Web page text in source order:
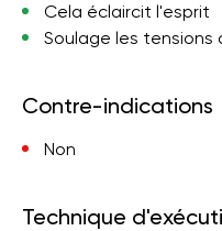
Cela éclaircit l'esprit
Soulage les
Contre-indications
Non
Technique